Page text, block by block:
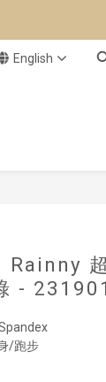
English
Rainny
- 231901
/跑步